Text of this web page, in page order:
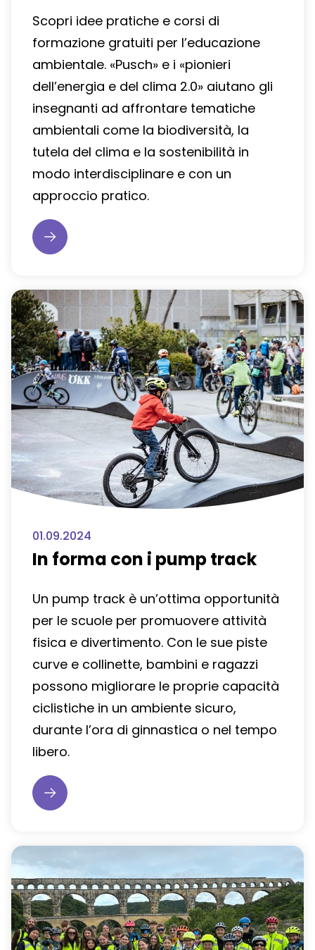
Scopri idee pratiche e corsi di
formazione gratuiti per l’educazione
ambientale. «Pusch» e i «pionieri
dell’energia e del clima 2.0» aiutano gli
insegnanti ad affrontare tematiche
ambientali come la biodiversità, la
tutela del clima e la sostenibilità in
modo interdisciplinare e con un
approccio pratico.
01.09.2024
In forma con i pump track
Un pump track è un’ottima opportunità
per le scuole per promuovere attività
fisica e divertimento. Con le sue piste
curve e collinette, bambini e ragazzi
possono migliorare le proprie capacità
ciclistiche in un ambiente sicuro,
durante l’ora di ginnastica o nel tempo
libero.